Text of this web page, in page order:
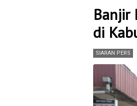
Banjir
di
SIARAN PERS